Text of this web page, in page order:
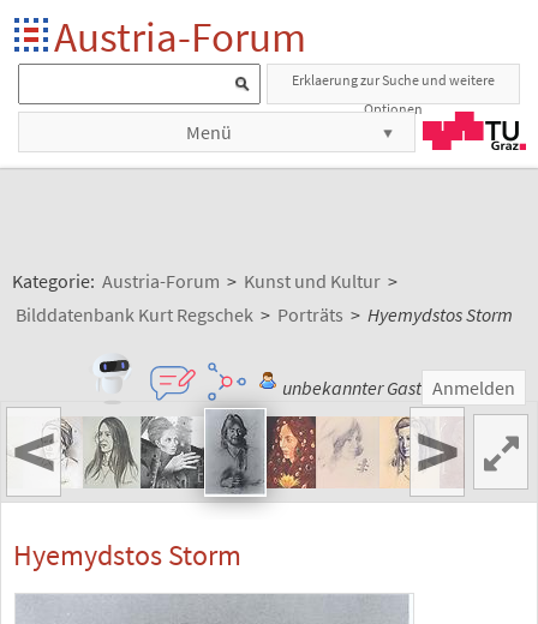
Austria-Forum
Erklaerung zur Suche und weitere
Optionen
Menü
Kategorie: Austria-Forum > Kunst und Kultur >
Bilddatenbank Kurt Regschek > Porträts > Hyemydstos Storm
unbekannter Gast Anmelden
< >
Hyemydstos Storm